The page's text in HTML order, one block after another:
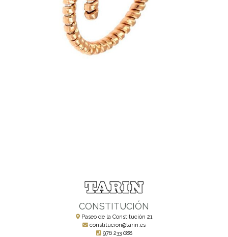
CONSTITUCIÓN
Paseo de la Constitución 21
constitucion@tarin.es
976 233 088